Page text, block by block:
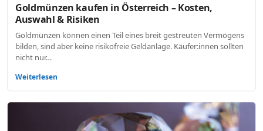
Goldmünzen kaufen in Österreich – Kosten,
Auswahl & Risiken
Goldmünzen können einen Teil eines breit gestreuten Vermögens
bilden, sind aber keine risikofreie Geldanlage. Käufer:innen sollten
nicht nur…
Weiterlesen